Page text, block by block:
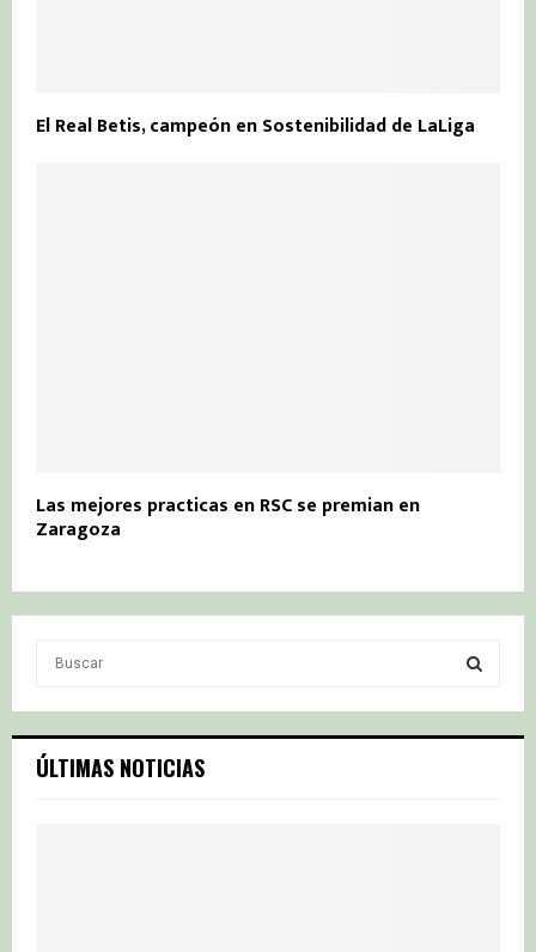
El Real Betis, campeón en Sostenibilidad de LaLiga
Las mejores practicas en RSC se premian en
Zaragoza
c
h
S
ÚLTIMAS NOTICIAS